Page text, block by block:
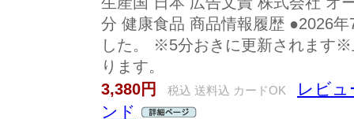
分 健康食品 商品情報履歴 ●2026
した。 ※5分おきに更新されます
ります。
3,380円
税込 送料込 カードOK
レビュ
ンド